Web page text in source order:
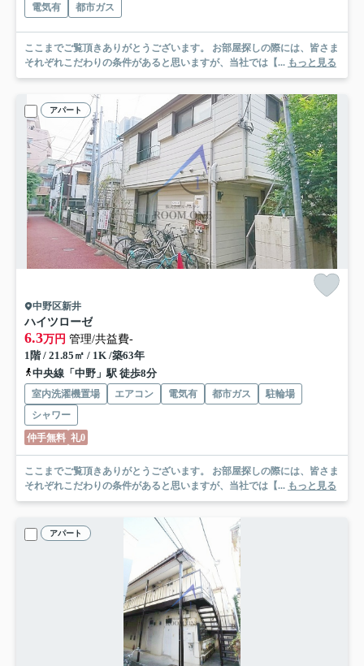
電気有
都市ガス
ここまでご覧頂きありがとうございます。 お部屋探しの際には、皆さま
それぞれこだわりの条件があると思いますが、当社では【... もっと見る
アパート
中野区新井
ハイツローゼ
6.3万円 管理/共益費-
1階 / 21.85㎡ / 1K /築63年
中央線「中野」駅 徒歩8分
室内洗濯機置場 エアコン 電気有 都市ガス
駐輪場
シャワー
仲手無料 礼0
ここまでご覧頂きありがとうございます。 お部屋探しの際には、皆さま
それぞれこだわりの条件があると思いますが、当社では【... もっと見る
アパート